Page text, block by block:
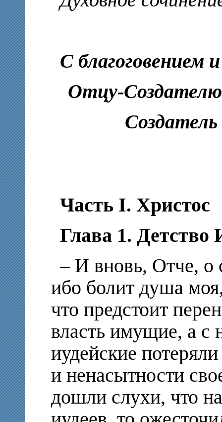
С благоговением
Отцу-Создателю
Часть I. Христос
Глава 1. Детство
– И вновь, Отче, о
ибо болит душа
что предстоит
власть имущие, а с
иудейские
и ненасытности
дошли слухи, что